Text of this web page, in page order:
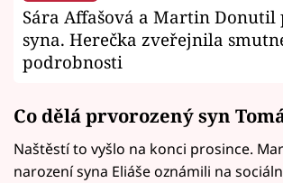
Sára Affašová a Martin Donutil
syna. Herečka zveřejnila
podrobnosti
Co dělá prvorozený syn
Naštěstí to vyšlo na konci prosince.
narození syna Eliáše oznámili na